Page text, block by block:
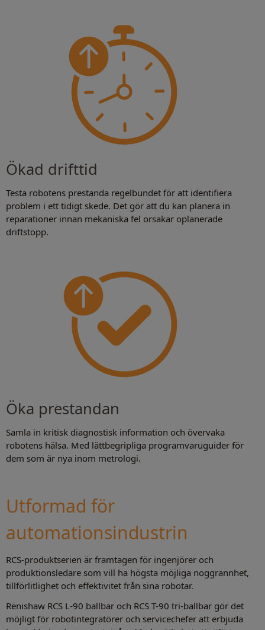
Ökad drifttid
Testa robotens prestanda regelbundet för att identifiera
problem i ett tidigt skede. Det gör att du kan planera in
reparationer innan mekaniska fel orsakar oplanerade
driftstopp.
Öka prestandan
Samla in kritisk diagnostisk information och övervaka
robotens hälsa. Med lättbegripliga programvaruguider för
dem som är nya inom metrologi.
Utformad för
automationsindustrin
RCS-produktserien är framtagen för ingenjörer och
produktionsledare som vill ha högsta möjliga noggrannhet,
tillförlitlighet och effektivitet från sina robotar.
Renishaw RCS L-90 ballbar och RCS T-90 tri-ballbar gör det
möjligt för robotintegratörer och servicechefer att erbjuda